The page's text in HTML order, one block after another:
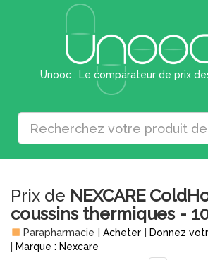
Unooc : Le comparateur de prix
Prix de NEXCARE
coussins thermiques -
Parapharmacie Acheter
Donnez
Marque : Nexcare